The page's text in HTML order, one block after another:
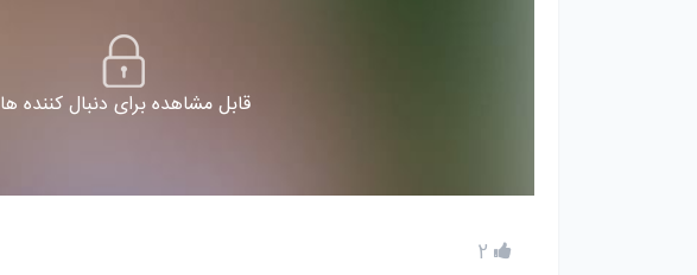
قابل مشاهده برای دنبال کننده ها
2